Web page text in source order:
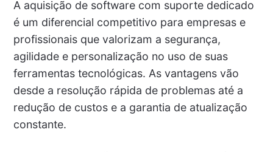
A aquisição de software com suporte dedicado
é um diferencial competitivo para empresas e
profissionais que valorizam a segurança,
agilidade e personalização no uso de suas
ferramentas tecnológicas. As vantagens vão
desde a resolução rápida de problemas até a
redução de custos e a garantia de atualização
constante.